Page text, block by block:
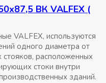
ВК VALFEX (
VALFEX, используются
одного диаметра от
стояков, расположенных
стоки внутри
зданий.